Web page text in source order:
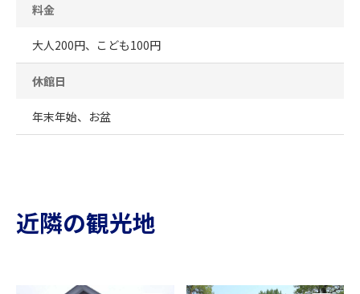
料金
大人200円、こども100円
休館日
年末年始、お盆
近隣の観光地